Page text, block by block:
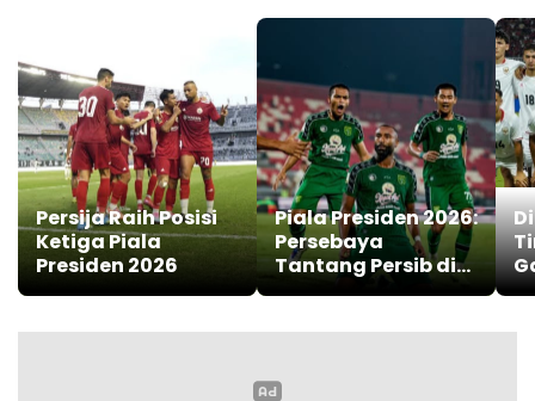
Persija Raih Posisi
Ketiga Piala
Presiden 2026
Piala Presiden 2026:
Persebaya
Tantang Persib di
Final